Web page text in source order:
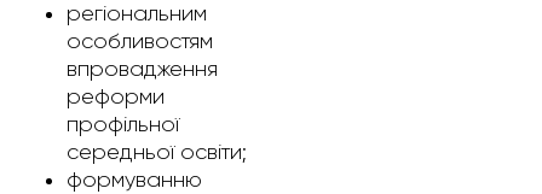
регіональним
особливостям
впровадження
реформи
профільної
середньої освіти;
формуванню